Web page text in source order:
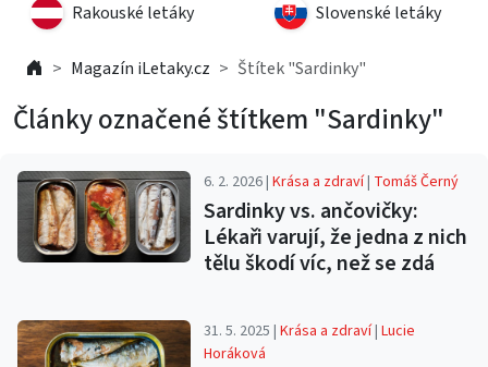
Rakouské letáky Slovenské letáky
Magazín iLetaky.cz Štítek "Sardinky"
Články označené štítkem "Sardinky"
6. 2. 2026 |Krása a zdraví| Tomáš Černý
Sardinky vs. ančovičky:
Lékaři varují, že jedna z nich
tělu škodí víc, než se zdá
31. 5. 2025 |Krása a zdraví|Lucie
Horáková